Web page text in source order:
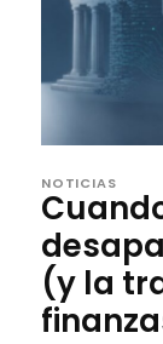
NOTICIAS
(y la